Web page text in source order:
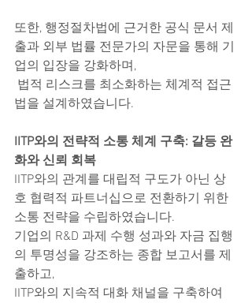
또한, 행정절차법에 근거한 공식 문서 제
출과 외부 법률 전문가의 자문을 통해 기
업의 입장을 강화하며,
법적 리스크를 최소화하는 체계적 접근
법을 설계하였습니다.
IITP와의 전략적 소통 체계 구축: 갈등 완
화와 신뢰 회복
IITP와의 관계를 대립적 구도가 아닌 상
호 협력적 파트너십으로 전환하기 위한
소통 전략을 수립하였습니다.
기업의 R&D 과제 수행 성과와 자금 집행
의 투명성을 강조하는 종합 보고서를 제
출하고,
IITP와의 지속적 대화 채널을 구축하여